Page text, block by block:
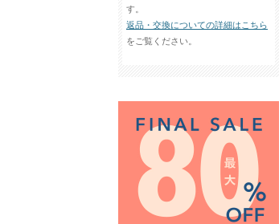
す。
返品・交換についての詳細はこちら
をご覧ください。